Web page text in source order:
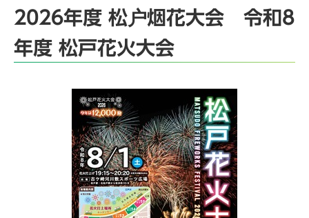
2026年度 松户烟花大会 令和8
年度 松戸花火大会